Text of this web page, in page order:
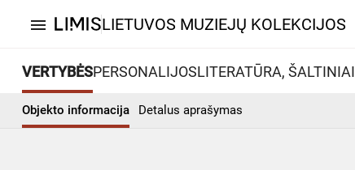
menu LIETUVOS MUZIEJŲ KOLEKCIJOS
VERTYBĖSPERSONALIJOSLITERATŪRA, ŠALTINIAI
Objekto informacija Detalus aprašymas